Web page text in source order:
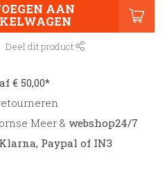
AAN
Deel dit product
€ 50,00*
Meer & webshop24/7
Paypal of IN3